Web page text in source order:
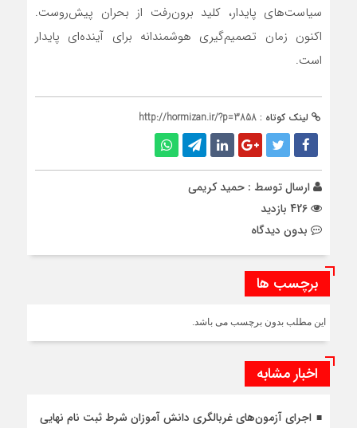
سیاست‌های پایدار، کلید برون‌رفت از بحران پیش‌روست.
اکنون زمان تصمیم‌گیری هوشمندانه برای آینده‌ای پایدار
است.
لینک کوتاه : http://hormizan.ir/?p=3858
ارسال توسط : حمید کریمی
بدون دیدگاه
برچسب ها
این مطلب بدون برچسب می باشد.
اخبار مشابه
اجرای آزمون‌های غربالگری دانش آموزان شرط ثبت نام نهایی